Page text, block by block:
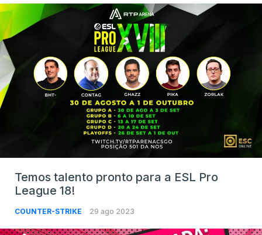
Temos talento pronto para a ESL Pro
League 18!
COUNTER-STRIKE 29 ago 2023